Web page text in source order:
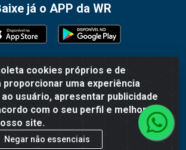
cookies próprios e de
uma experiência
usuário, apresentar publicidade
com o seu perfil e melhorar a
site.
Negar não essenciais
já o APP da WR
- R. Cel. Teodoro Gomes de Araújo, 1360 -
/ MG - CEP 36202-628 - CNPJ
02.692.206/0001-55